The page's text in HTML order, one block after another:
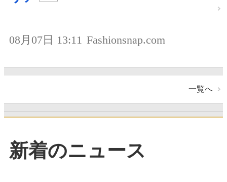
08月07日 13:11 Fashionsnap.com
一覧へ
新着のニュース